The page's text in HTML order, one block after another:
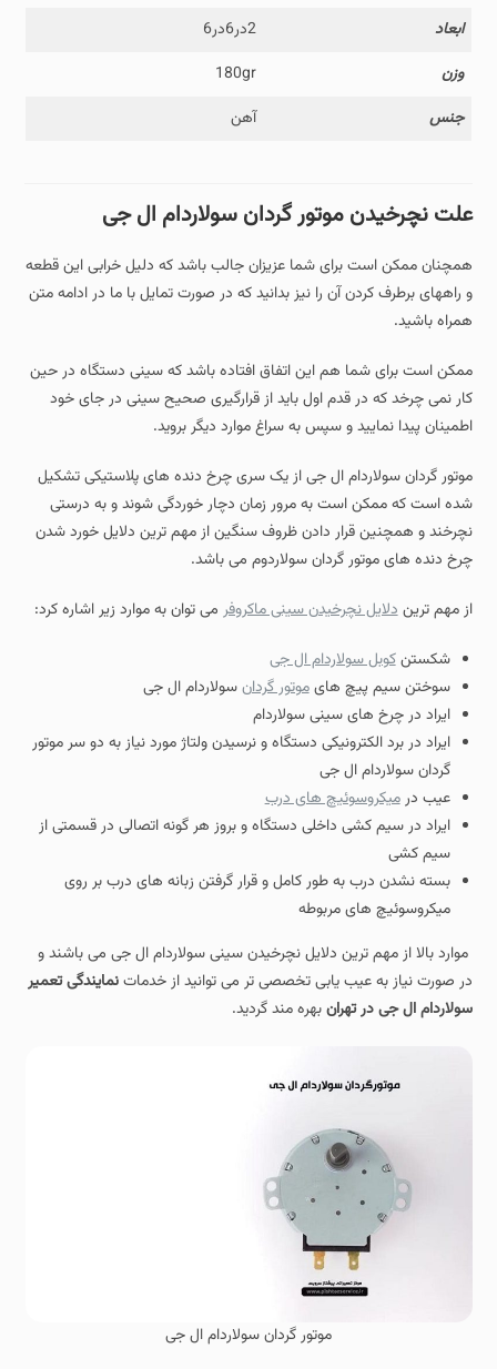
ابعاد
2در6در6
وزن
180gr
جنس
آهن
علت نچرخیدن موتور گردان سولاردام ال جی
همچنان ممکن است برای شما عزیزان جالب باشد که دلیل خرابی این قطعه
و راههای برطرف کردن آن را نیز بدانید که در صورت تمایل با ما در ادامه متن
همراه باشید.
ممکن است برای شما هم این اتفاق افتاده باشد که سینی دستگاه در حین
کار نمی چرخد که در قدم اول باید از قرارگیری صحیح سینی در جای خود
اطمینان پیدا نمایید و سپس به سراغ موارد دیگر بروید.
موتور گردان سولاردام ال جی از یک سری چرخ دنده های پلاستیکی تشکیل
شده است که ممکن است به مرور زمان دچار خوردگی شوند و به درستی
نچرخند و همچنین قرار دادن ظروف سنگین از مهم ترین دلایل خورد شدن
چرخ دنده های موتور گردان سولاردوم می باشد.
از مهم تریندلایل نچرخیدن سینی ماکروفر می توان به موارد زیر اشاره کرد:
شکستنکوبل سولاردام ال جی
سوختن سیم پیچ هایموتور گردانسولاردام ال جی
ایراد در چرخ های سینی سولاردام
ایراد در برد الکترونیکی دستگاه و نرسیدن ولتاژ مورد نیاز به دو سر موتور
گردان سولاردام ال جی
عیب درمیکروسوئیچ های درب
ایراد در سیم کشی داخلی دستگاه و بروز هر گونه اتصالی در قسمتی از
سیم کشی
بسته نشدن درب به طور کامل و قرار گرفتن زبانه های درب بر روی
میکروسوئیچ های مربوطه
موارد بالا از مهم ترین دلایل نچرخیدن سینی سولاردام ال جی می باشند و
در صورت نیاز به عیب یابی تخصصی تر می توانید از خدماتنمایندگی تعمیر
سولاردام ال جی در تهرانبهره مند گردید.
موتور گردان سولاردام ال جی